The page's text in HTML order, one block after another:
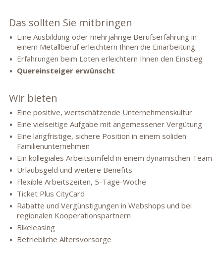
Das sollten Sie mitbringen
Eine Ausbildung oder mehrjährige Berufserfahrung in
einem Metallberuf erleichtern Ihnen die Einarbeitung
Erfahrungen beim Löten erleichtern Ihnen den Einstieg
Quereinsteiger erwünscht
Wir bieten
Eine positive, wertschätzende Unternehmenskultur
Eine vielseitige Aufgabe mit angemessener Vergütung
Eine langfristige, sichere Position in einem soliden
Familienunternehmen
Ein kollegiales Arbeitsumfeld in einem dynamischen Team
Urlaubsgeld und weitere Benefits
Flexible Arbeitszeiten, 5-Tage-Woche
Ticket Plus CityCard
Rabatte und Vergünstigungen in Webshops und bei
regionalen Kooperationspartnern
Bikeleasing
Betriebliche Altersvorsorge